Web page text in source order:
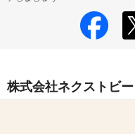
株式会社ネクストビ